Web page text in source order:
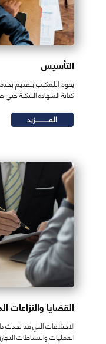
التأسيس
يقوم اللمكتب بتقديم
كتابة الشهادة البنكية حتي
المـــــــــــزيد
القضايا والنزاعات
الاختلافات التي قد تحدث
العمليات والنشاطات